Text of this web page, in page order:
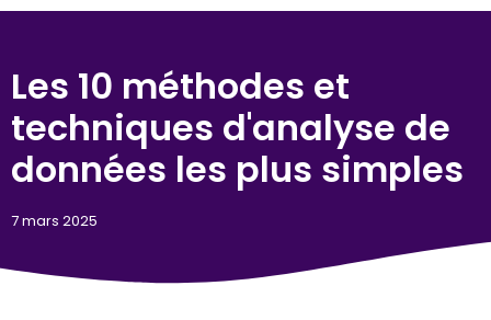
Les 10 méthodes et
techniques d'analyse de
données les plus simples
7 mars 2025